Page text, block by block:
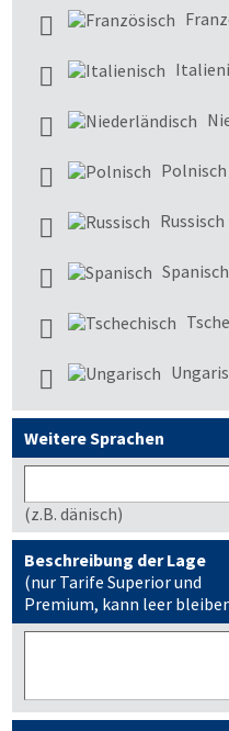
Polnisch
Russisch
Spanisch
Weitere Sprachen
(z.B. dänisch)
Beschreibung der Lage
(nur Tarife Superior und
Premium, kann leer